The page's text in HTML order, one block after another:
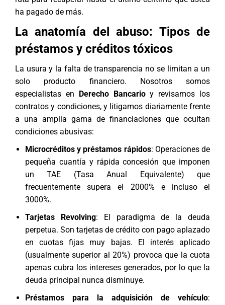
ha pagado de más.
La anatomía del abuso: Tipos de
préstamos y créditos tóxicos
La usura y la falta de transparencia no se limitan a un
solo producto financiero. Nosotros somos
especialistas en Derecho Bancarioy revisamos los
contratos y condiciones, y litigamos diariamente frente
a una amplia gama de financiaciones que ocultan
condiciones abusivas:
Microcréditos y préstamos rápidos: Operaciones de
pequeña cuantía y rápida concesión que imponen
un TAE (Tasa Anual Equivalente) que
frecuentemente supera el 2000% e incluso el
3000%.
Tarjetas Revolving: El paradigma de la deuda
perpetua. Son tarjetas de crédito con pago aplazado
en cuotas fijas muy bajas. El interés aplicado
(usualmente superior al 20%) provoca que la cuota
apenas cubra los intereses generados, por lo que la
deuda principal nunca disminuye.
Préstamos para la adquisición de vehículo: